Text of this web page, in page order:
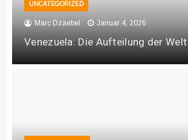
UNCATEGORIZED
Marc Dzaebel Januar 4, 2026
Venezuela: Die Aufteilung der Welt